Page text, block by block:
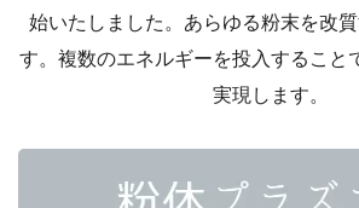
始いたしました。あらゆる粉末を改
す。複数のエネルギーを投入すること
実現します。